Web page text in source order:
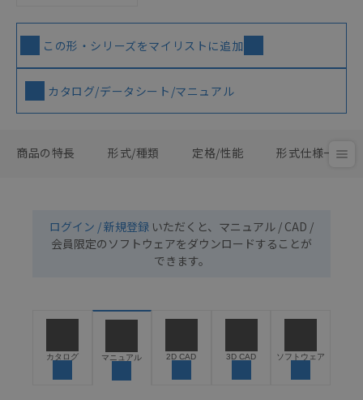
この形・シリーズをマイリストに追加
カタログ/データシート/マニュアル
商品の特長 形式/種類 定格/性能 形式仕様一覧
ログイン / 新規登録 いただくと、マニュアル / CAD /
会員限定のソフトウェアをダウンロードすることが
できます。
カタログ マニュアル 2D CAD 3D CAD ソフトウェア